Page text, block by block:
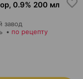
, 0.9% 200 мл
завод
• по рецепту